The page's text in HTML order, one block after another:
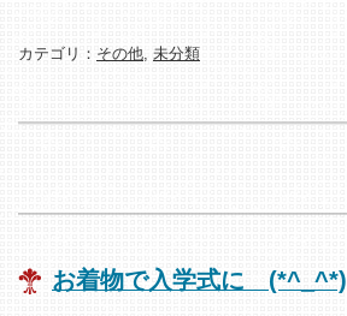
カテゴリ： その他 未分類
お着物で入学式に (*^_^*)